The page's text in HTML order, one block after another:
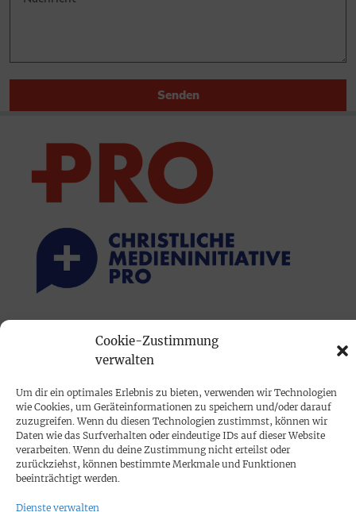
Cookie-Zustimmung
verwalten
Um dir ein optimales Erlebnis zu bieten, verwenden wir Technologien
wie Cookies, um Geräteinformationen zu speichern und/oder darauf
zuzugreifen. Wenn du diesen Technologien zustimmst, können wir
Daten wie das Surfverhalten oder eindeutige IDs auf dieser Website
verarbeiten. Wenn du deine Zustimmung nicht erteilst oder
zurückziehst, können bestimmte Merkmale und Funktionen
beeinträchtigt werden.
Dienste verwalten
Senden
PRINTAUSGABE
Mediadaten
PROKOMPAKT
Impressum
SPENDEN
Datenschutz